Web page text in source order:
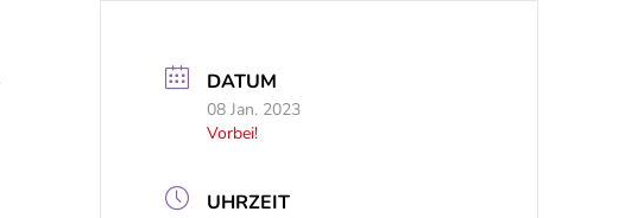
DATUM
08 Jan. 2023
Vorbei!
UHRZEIT